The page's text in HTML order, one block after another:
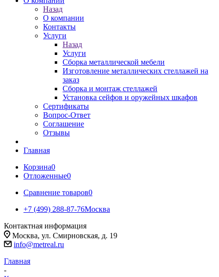
Назад
О компании
Контакты
Услуги
Назад
Услуги
Сборка металлической мебели
Изготовление металлических стеллажей на
заказ
Сборка и монтаж стеллажей
Установка сейфов и оружейных шкафов
Сертификаты
Вопрос-Ответ
Соглашение
Отзывы
Главная
Корзина0
Отложенные0
Сравнение товаров0
+7 (499) 288-87-76Москва
Контактная информация
Москва, ул. Смирновская, д. 19
info@metreal.ru
Главная
-